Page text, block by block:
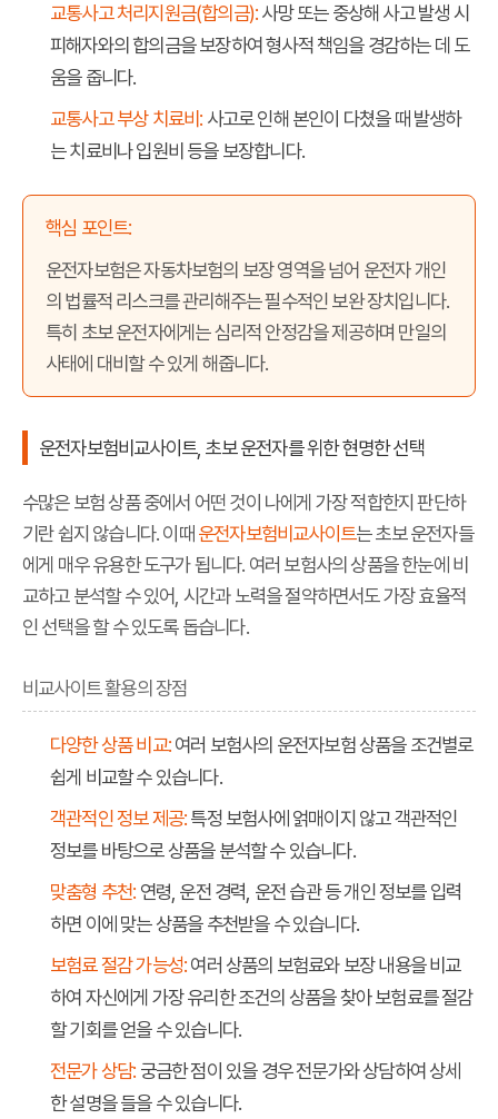
교통사고 처리지원금(합의금):사망 또는 중상해 사고 발생 시
피해자와의 합의금을 보장하여 형사적 책임을 경감하는 데 도
움을 줍니다.
교통사고 부상 치료비: 사고로 인해 본인이 다쳤을 때 발생하
는 치료비나 입원비 등을 보장합니다.
핵심 포인트:
운전자보험은 자동차보험의 보장 영역을 넘어 운전자 개인
의 법률적 리스크를 관리해주는 필수적인 보완 장치입니다.
특히 초보 운전자에게는 심리적 안정감을 제공하며 만일의
사태에 대비할 수 있게 해줍니다.
운전자보험비교사이트, 초보 운전자를 위한 현명한 선택
수많은 보험 상품 중에서 어떤 것이 나에게 가장 적합한지 판단하
기란 쉽지 않습니다. 이때 운전자보험비교사이트는 초보 운전자들
에게 매우 유용한 도구가 됩니다. 여러 보험사의 상품을 한눈에 비
교하고 분석할 수 있어, 시간과 노력을 절약하면서도 가장 효율적
인 선택을 할 수 있도록 돕습니다.
비교사이트 활용의 장점
다양한 상품 비교:여러 보험사의 운전자보험 상품을 조건별로
쉽게 비교할 수 있습니다.
객관적인 정보 제공:특정 보험사에 얽매이지 않고 객관적인
정보를 바탕으로 상품을 분석할 수 있습니다.
맞춤형 추천: 연령, 운전 경력, 운전 습관 등 개인 정보를 입력
하면 이에 맞는 상품을 추천받을 수 있습니다.
보험료 절감 가능성:여러 상품의 보험료와 보장 내용을 비교
하여 자신에게 가장 유리한 조건의 상품을 찾아 보험료를 절감
할 기회를 얻을 수 있습니다.
전문가 상담: 궁금한 점이 있을 경우 전문가와 상담하여 상세
한 설명을 들을 수 있습니다.